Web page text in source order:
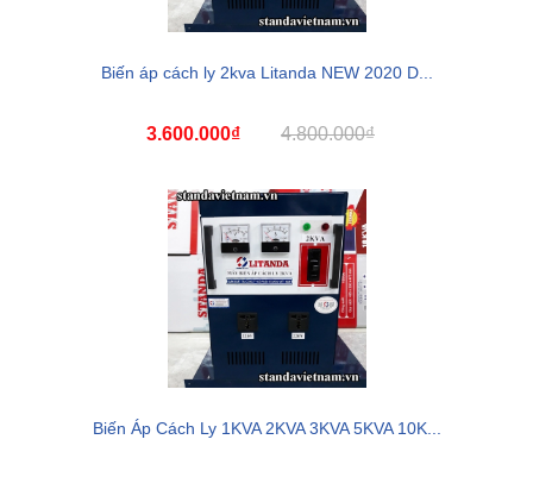
Biến áp cách ly 2kva Litanda NEW 2020 D...
3.600.000₫ 4.800.000₫
Biến Áp Cách Ly 1KVA 2KVA 3KVA 5KVA 10K...